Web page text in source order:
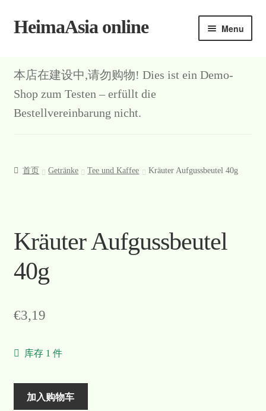
Skip
Skip
HeimaAsia online Menu
本店在建设中,请勿购物! Dies ist ein Demo-
Shop zum Testen – erfüllt die
Bestellvereinbarung nicht.
首页 Getränke Tee und Kaffee Kräuter Aufgussbeutel 40g
Kräuter Aufgussbeutel
40g
€3,19
库存 1 件
加入购物车